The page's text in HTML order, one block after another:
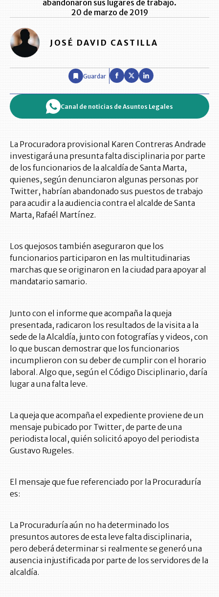
abandonaron sus lugares de trabajo.
20 de marzo de 2019
JOSÉ DAVID CASTILLA
Guardar
Canal de noticias de Asuntos Legales
La Procuradora provisional Karen Contreras Andrade
investigará una presunta falta disciplinaria por parte
de los funcionarios de la alcaldía de Santa Marta,
quienes, según denunciaron algunas personas por
Twitter, habrían abandonado sus puestos de trabajo
para acudir a la audiencia contra el alcalde de Santa
Marta, Rafaél Martínez.
Los quejosos también aseguraron que los
funcionarios participaron en las multitudinarias
marchas que se originaron en la ciudad para apoyar al
mandatario samario.
Junto con el informe que acompaña la queja
presentada, radicaron los resultados de la visita a la
sede de la Alcaldía, junto con fotografías y videos, con
lo que buscan demostrar que los funcionarios
incumplieron con su deber de cumplir con el horario
laboral. Algo que, según el Código Disciplinario, daría
lugar a una falta leve.
La queja que acompaña el expediente proviene de un
mensaje pubicado por Twitter, de parte de una
periodista local, quién solicitó apoyo del periodista
Gustavo Rugeles.
El mensaje que fue referenciado por la Procuraduría
es:
La Procuraduría aún no ha determinado los
presuntos autores de esta leve falta disciplinaria,
pero deberá determinar si realmente se generó una
ausencia injustificada por parte de los servidores de la
alcaldía.